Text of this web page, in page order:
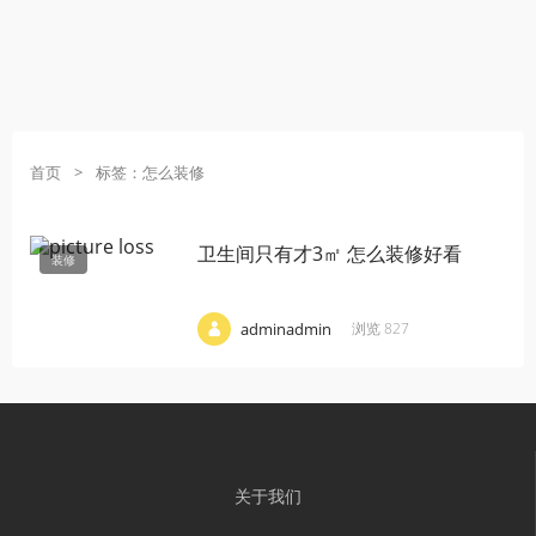
首页 > 标签：怎么装修
装修 卫生间只有才3㎡ 怎么装修好看
adminadmin 浏览 827
关于我们